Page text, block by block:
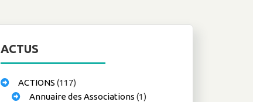
ACTUS
ACTIONS (117)
Annuaire des Associations (1)